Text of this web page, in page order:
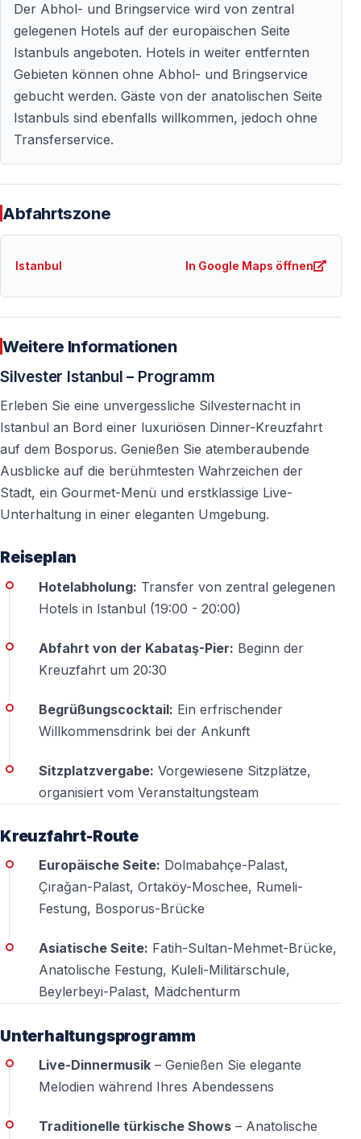
einige praktische Details kennen.
1. Eine erfahrene Agentur macht den
Unterschied
26 Jahre Erfahrung in der Türkei
Silvester ist in Istanbul kein normaler Ausflugstag.
und bietet seit 26 Jahren Touren, Transfers und
Reisedienstleistungen in der Türkei an.
Gäste müssen die Anlegestelle nicht selbst finden
Bei dieser Silvesterparty werden die Gäste nach dem
bestätigten Transferplan abgeholt. Das ist besonders
deutlich dichter ist und die Umgebung der Anlegestellen
nach der Buchung mitgeteilt.
3. Die Programmzeiten sollten klar sein
Zeiten
Bei Bosporus-Silvesterfahrten beginnt der Einstieg
meist vor der eigentlichen Abfahrt. Diese Zeit wird für
die Platzierung der Gäste, den Servicebeginn und die
Vorbereitung des Abendprogramms genutzt. Die
Rückkehr erfolgt in der Regel nach der
Mitternachtsfeier, abhängig vom Schiff, der Route und
dem Verkehrsplan auf dem Wasser.
4. Die Route liegt im schönsten Teil des
Bosporus
Mittelpunkt
Der Bosporus ist rund 30 km lang. Silvesterschiffe
fahren jedoch meist nicht die gesamte Meerenge ab,
sondern konzentrieren sich auf die zentrale, besonders
sehenswerte Strecke. Dazu gehören häufig
Dolmabahçe, Beşiktaş, Ortaköy, die Bosporus-Brücke,
Beylerbeyi, Kuleli und Rumeli Hisarı. Besonders
interessant ist die Position des Schiffes gegen
Mitternacht.
5. Menü und Getränke sollten genau geprüft
werden
Nicht jedes Paket enthält dieselben Leistungen
Der Abhol- und Bringservice wird von zentral
gelegenen Hotels auf der europäischen Seite
Istanbuls angeboten. Hotels in weiter entfernten
Gebieten können ohne Abhol- und Bringservice
gebucht werden. Gäste von der anatolischen Seite
Istanbuls sind ebenfalls willkommen, jedoch ohne
Transferservice.
Abfahrtszone
Istanbul In Google Maps öffnen
Weitere Informationen
Silvester Istanbul – Programm
Erleben Sie eine unvergessliche Silvesternacht in
Istanbul an Bord einer luxuriösen Dinner-Kreuzfahrt
auf dem Bosporus. Genießen Sie atemberaubende
Ausblicke auf die berühmtesten Wahrzeichen der
Stadt, ein Gourmet-Menü und erstklassige Live-
Unterhaltung in einer eleganten Umgebung.
Reiseplan
Hotelabholung: Transfer von zentral gelegenen
Hotels in Istanbul (19:00 - 20:00)
Abfahrt von der Kabataş-Pier: Beginn der
Kreuzfahrt um 20:30
Begrüßungscocktail: Ein erfrischender
Willkommensdrink bei der Ankunft
Sitzplatzvergabe: Vorgewiesene Sitzplätze,
organisiert vom Veranstaltungsteam
Kreuzfahrt-Route
Europäische Seite: Dolmabahçe-Palast,
Çırağan-Palast, Ortaköy-Moschee, Rumeli-
Festung, Bosporus-Brücke
Asiatische Seite: Fatih-Sultan-Mehmet-Brücke,
Anatolische Festung, Kuleli-Militärschule,
Beylerbeyi-Palast, Mädchenturm
Unterhaltungsprogramm
Live-Dinnermusik – Genießen Sie elegante
Melodien während Ihres Abendessens
Traditionelle türkische Shows – Anatolische